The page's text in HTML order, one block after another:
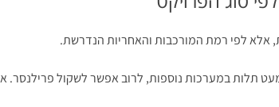
אלא לפי רמת המורכבות והאחריות הנדרשת.
תלות במערכות נוספות, לרוב אפשר לשקול פרילנסר.